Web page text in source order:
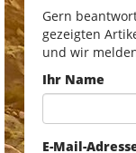
Gern
gezeigten
und wir
Ihr Name
E-Mail-